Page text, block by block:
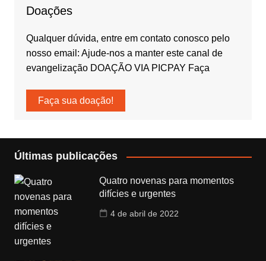
Doações
Qualquer dúvida, entre em contato conosco pelo
nosso email: Ajude-nos a manter este canal de
evangelização DOAÇÃO VIA PICPAY Faça
Faça sua doação!
Últimas publicações
Quatro novenas para momentos
difícies e urgentes
4 de abril de 2022